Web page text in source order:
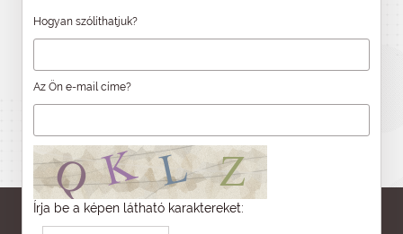
Hogyan szólíthatjuk?
Az Ön e-mail címe?
Írja be a képen látható karaktereket: